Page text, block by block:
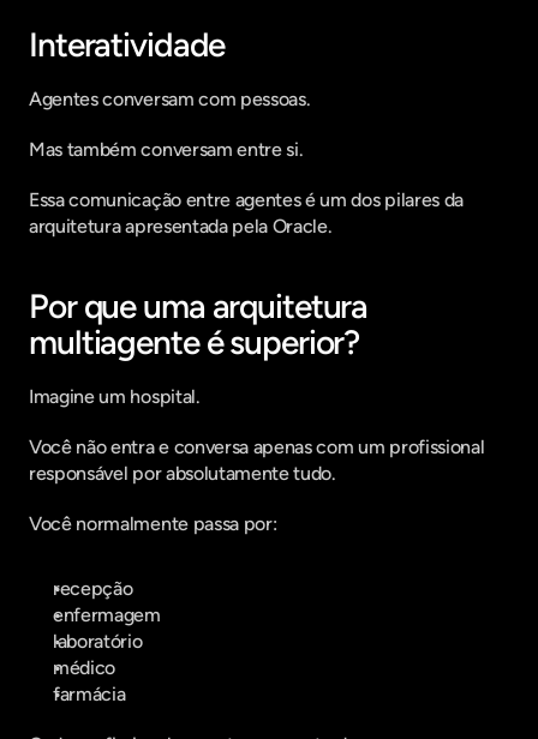
Interatividade
Agentes conversam com pessoas.
Mas também conversam entre si.
Essa comunicação entre agentes é um dos pilares da
arquitetura apresentada pela Oracle.
Por que uma arquitetura
multiagente é superior?
Imagine um hospital.
Você não entra e conversa apenas com um profissional
responsável por absolutamente tudo.
Você normalmente passa por:
recepção
enfermagem
laboratório
médico
farmácia